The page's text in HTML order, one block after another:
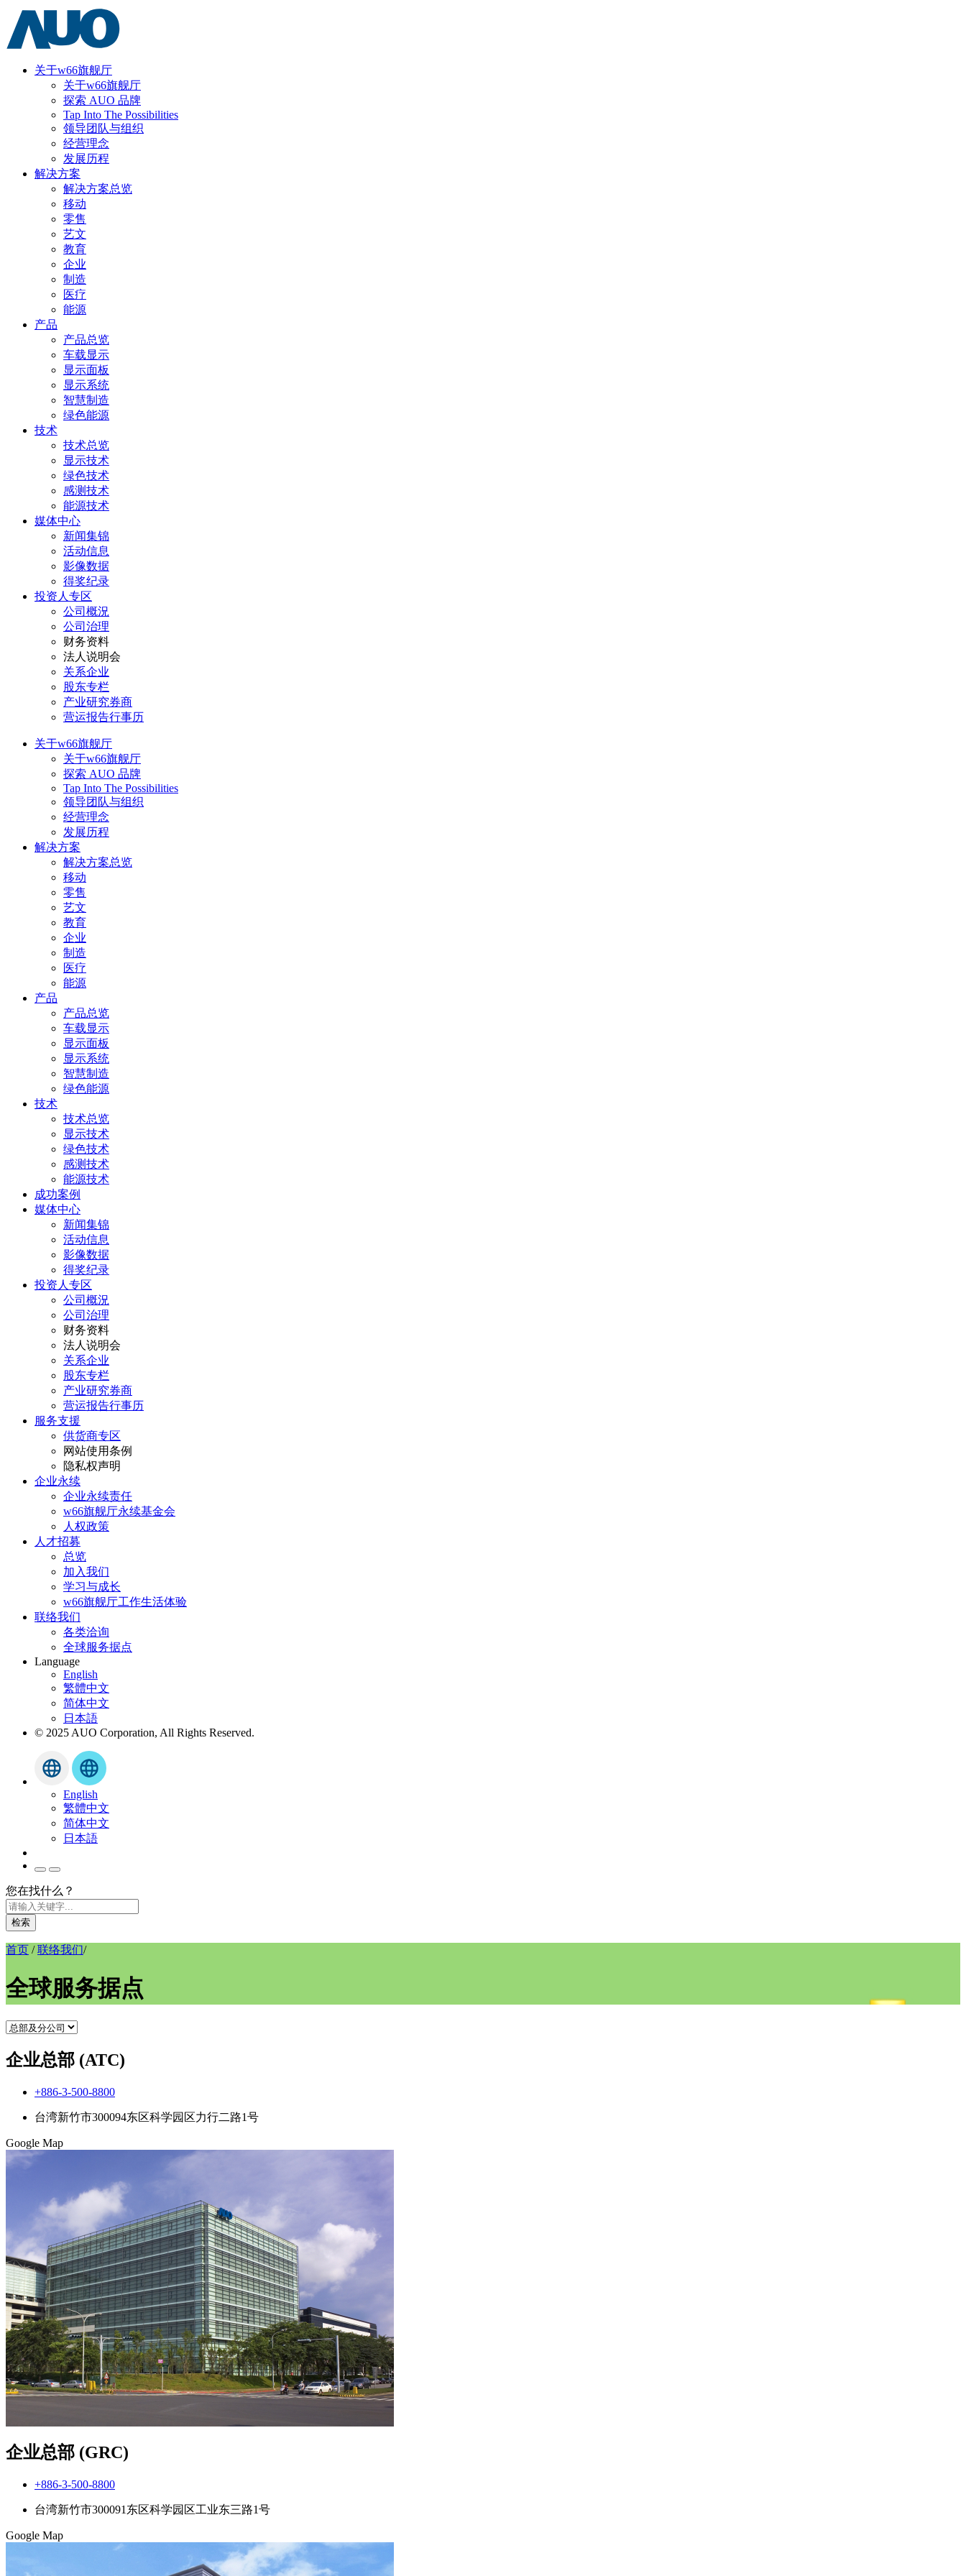
关于w66旗舰厅
关于w66旗舰厅
探索 AUO 品牌
Tap Into The Possibilities
领导团队与组织
经营理念
发展历程
解决方案
解决方案总览
移动
零售
艺文
教育
企业
制造
医疗
能源
产品
产品总览
车载显示
显示面板
显示系统
智慧制造
绿色能源
技术
技术总览
显示技术
绿色技术
感测技术
能源技术
媒体中心
新闻集锦
活动信息
影像数据
得奖纪录
投资人专区
公司概況
公司治理
财务资料
法人说明会
关系企业
股东专栏
产业研究券商
营运报告行事历
关于w66旗舰厅
关于w66旗舰厅
探索 AUO 品牌
Tap Into The Possibilities
领导团队与组织
经营理念
发展历程
解决方案
解决方案总览
移动
零售
艺文
教育
企业
制造
医疗
能源
产品
产品总览
车载显示
显示面板
显示系统
智慧制造
绿色能源
技术
技术总览
显示技术
绿色技术
感测技术
能源技术
成功案例
媒体中心
新闻集锦
活动信息
影像数据
得奖纪录
投资人专区
公司概況
公司治理
财务资料
法人说明会
关系企业
股东专栏
产业研究券商
营运报告行事历
服务支援
供货商专区
网站使用条例
隐私权声明
企业永续
企业永续责任
w66旗舰厅永续基金会
人权政策
人才招募
总览
加入我们
学习与成长
w66旗舰厅工作生活体验
联络我们
各类洽询
全球服务据点
Language
English
繁體中文
简体中文
日本語
© 2025 AUO Corporation, All Rights Reserved.
English
繁體中文
简体中文
日本語
您在找什么？
检索
首页 / 联络我们/
全球服务据点
企业总部 (ATC)
+886-3-500-8800
台湾新竹市300094东区科学园区力行二路1号
Google Map
企业总部 (GRC)
+886-3-500-8800
台湾新竹市300091东区科学园区工业东三路1号
Google Map